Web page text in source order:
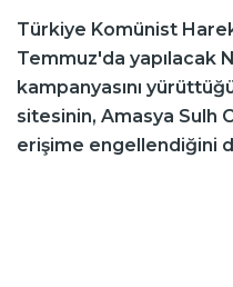
Türkiye Komünist
Temmuz'da yapılacak
kampanyasını
sitesinin, Amasya Sulh
erişime engellendiğini